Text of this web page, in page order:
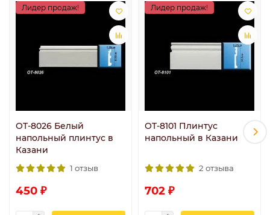
Лидер продаж!
OT-8026 Белый
напольный плинтус в
Казани
1 отзыв
450 ₽
Лидер продаж!
OT-8101 Плинтус
напольный в Казани
2 отзыва
702 ₽